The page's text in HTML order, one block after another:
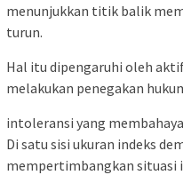
menunjukkan titik balik
turun.
Hal itu dipengaruhi oleh
melakukan penegakan
intoleransi yang
Di satu sisi ukuran indeks
mempertimbangkan situasi